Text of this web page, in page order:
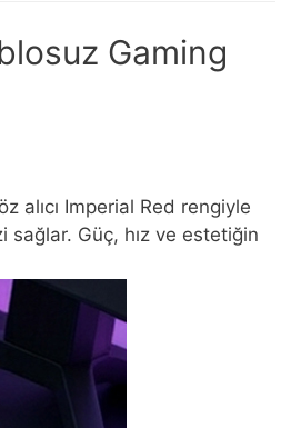
Gaming
alıcı Imperial Red rengiyle
sağlar. Güç, hız ve estetiğin